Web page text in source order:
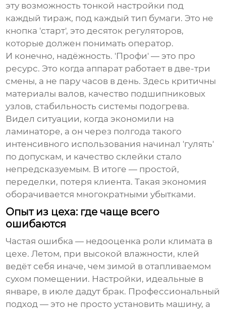
эту возможность тонкой настройки под
каждый тираж, под каждый тип бумаги. Это не
кнопка 'старт', это десяток регуляторов,
которые должен понимать оператор.
И конечно, надёжность. 'Профи' — это про
ресурс. Это когда аппарат работает в две-три
смены, а не пару часов в день. Здесь критичны
материалы валов, качество подшипниковых
узлов, стабильность системы подогрева.
Видел ситуации, когда экономили на
ламинаторе, а он через полгода такого
интенсивного использования начинал 'гулять'
по допускам, и качество склейки стало
непредсказуемым. В итоге — простой,
переделки, потеря клиента. Такая экономия
оборачивается многократными убытками.
Опыт из цеха: где чаще всего
ошибаются
Частая ошибка — недооценка роли климата в
цехе. Летом, при высокой влажности, клей
ведёт себя иначе, чем зимой в отапливаемом
сухом помещении. Настройки, идеальные в
январе, в июле дадут брак. Профессиональный
подход — это не просто установить машину, а